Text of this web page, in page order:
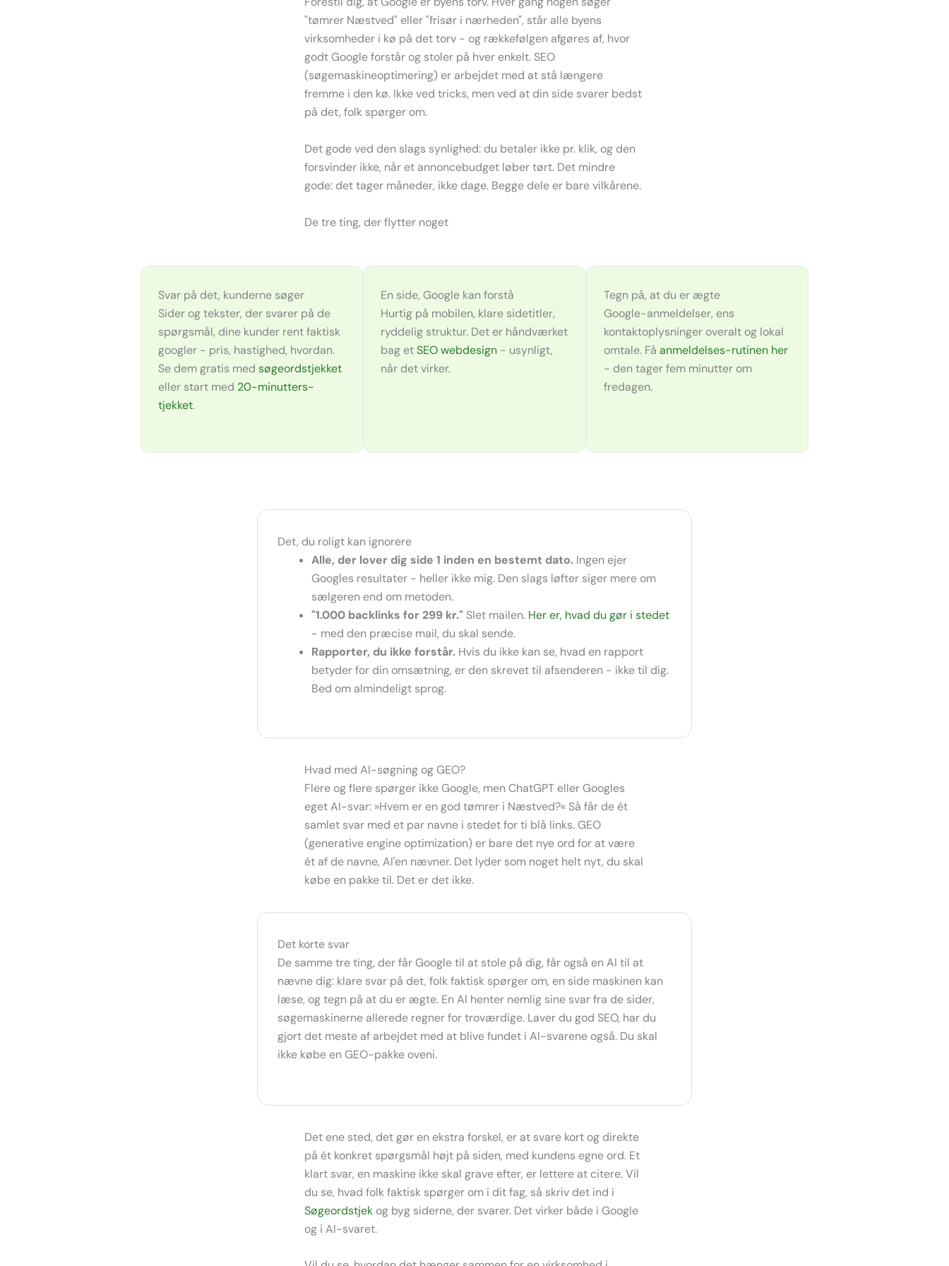
"tømrer Næstved" eller "frisør i nærheden", står alle byens
virksomheder i kø på det torv - og rækkefølgen afgøres af, hvor
godt Google forstår og stoler på hver enkelt. SEO
(søgemaskineoptimering) er arbejdet med at stå længere
fremme i den kø. Ikke ved tricks, men ved at din side svarer bedst
på det, folk spørger om.
Det gode ved den slags synlighed: du betaler ikke pr. klik, og den
forsvinder ikke, når et annoncebudget løber tørt. Det mindre
gode: det tager måneder, ikke dage. Begge dele er bare vilkårene.
De tre ting, der flytter noget
Svar på det, kunderne søger
Sider og tekster, der svarer på de
spørgsmål, dine kunder rent faktisk
googler - pris, hastighed, hvordan.
Se dem gratis medsøgeordstjekket
eller start med 20-minutters-
tjekket.
En side, Google kan forstå
Hurtig på mobilen, klare sidetitler,
ryddelig struktur. Det er håndværket
bag etSEO webdesign - usynligt,
når det virker.
Tegn på, at du er ægte
Google-anmeldelser, ens
kontaktoplysninger overalt og lokal
omtale. Få anmeldelses-rutinen her
- den tager fem minutter om
fredagen.
Det, du roligt kan ignorere
Alle, der lover dig side 1 inden en bestemt dato. Ingen ejer
Googles resultater - heller ikke mig. Den slags løfter siger mere om
sælgeren end om metoden.
"1.000 backlinks for 299 kr." Slet mailen. Her er, hvad du gør i stedet
- med den præcise mail, du skal sende.
Rapporter, du ikke forstår. Hvis du ikke kan se, hvad en rapport
betyder for din omsætning, er den skrevet til afsenderen - ikke til dig.
Bed om almindeligt sprog.
Hvad med AI-søgning og GEO?
Flere og flere spørger ikke Google, men ChatGPT eller Googles
eget AI-svar: »Hvem er en god tømrer i Næstved?« Så får de ét
samlet svar med et par navne i stedet for ti blå links. GEO
(generative engine optimization) er bare det nye ord for at være
ét af de navne, AI'en nævner. Det lyder som noget helt nyt, du skal
købe en pakke til. Det er det ikke.
Det korte svar
De samme tre ting, der får Google til at stole på dig, får også en AI til at
nævne dig: klare svar på det, folk faktisk spørger om, en side maskinen kan
læse, og tegn på at du er ægte. En AI henter nemlig sine svar fra de sider,
søgemaskinerne allerede regner for troværdige. Laver du god SEO, har du
gjort det meste af arbejdet med at blive fundet i AI-svarene også. Du skal
ikke købe en GEO-pakke oveni.
Det ene sted, det gør en ekstra forskel, er at svare kort og direkte
på ét konkret spørgsmål højt på siden, med kundens egne ord. Et
klart svar, en maskine ikke skal grave efter, er lettere at citere. Vil
du se, hvad folk faktisk spørger om i dit fag, så skriv det ind i
Søgeordstjek og byg siderne, der svarer. Det virker både i Google
og i AI-svaret.